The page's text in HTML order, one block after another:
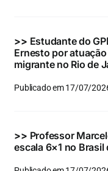
>> Estudante do
Ernesto por
migrante no Rio de
Publicado em 17/07/
>> Professor
escala 6×1 no Brasil